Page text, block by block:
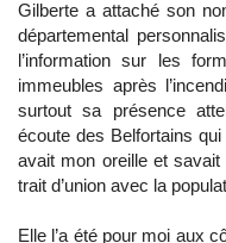
Gilberte a attaché son
départemental
l’information sur les
immeubles après
surtout sa présence
écoute des Belfortains
avait mon oreille et savait
trait d’union avec la
Elle l’a été pour moi aux